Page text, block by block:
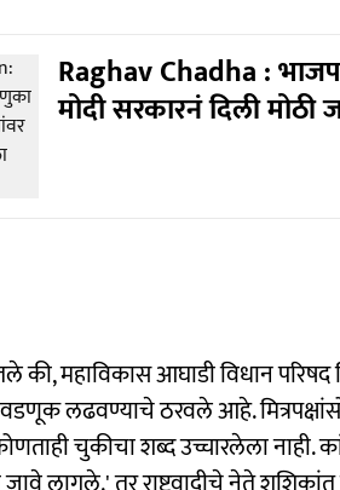
Raghav Chadha : भाजप
मोदी सरकारनं दिली मोठी
की, महाविकास आघाडी विधान
लढवण्याचे ठरवले आहे.
चुकीचा शब्द उच्चारलेला नाही.